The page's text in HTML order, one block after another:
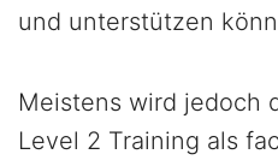
und unterstützen
Meistens wird jedoch
Level 2 Training als